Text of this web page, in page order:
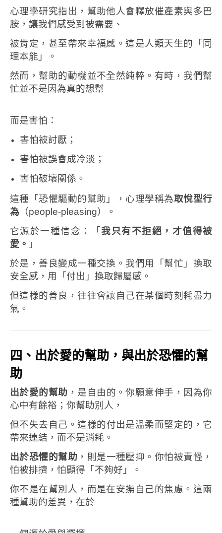
心理學研究指出，幫助他人會釋放催產素與多巴
胺， 讓我們感受到被需要、
被肯定，甚至帶來幸福感。這是人類天生的「同
理本能」。
然而，幫助的動機並不全然純粹。 有時，我們幫
忙並不是因為真的想幫
而是害怕：
害怕被討厭；
害怕被誤會成冷淡；
害怕破壞關係。
這種「恐懼驅動的幫助」，心理學稱為取悅型行
為 （people-pleasing）。
它源於一種信念：「我只有不拒絕，才值得被
愛。 」
於是，善良變成一種交換。 我們用「幫忙」換取
安全感，用「付出」換取歸屬感。
但這樣的善良，往往會讓自己在某個時刻耗盡力
氣。
四、出於愛的幫助，與出於恐懼的幫
助
出於愛的幫助 ，是自由的。你願意伸手，因為你
心中有餘裕； 你幫助別人，
但不失去自己。這樣的付出是溫柔而堅定的， 它
帶來連結，而不是消耗。
出於恐懼的幫助 ，則是一種壓抑。 你怕被責怪，
怕被排擠，怕顯得「不夠好」。
你不是在幫別人，而是在安撫自己的焦慮。 這兩
種幫助的差異，在於